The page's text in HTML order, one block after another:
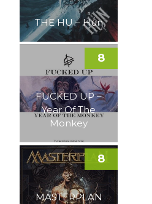
THE HU – Hun
FUCKED UP –
Year Of The
Monkey
8
MASTERPLAN
8